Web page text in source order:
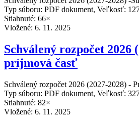
Typ súboru: PDF dokument, Veľkosť:
Stiahnuté: 66×
Vložené: 6. 11. 2025
Schválený rozpočet 2026
príjmová časť
Schválený rozpočet 2026 (2027-2028) -
Typ súboru: PDF dokument, Veľkosť:
Stiahnuté: 82×
Vložené: 6. 11. 2025